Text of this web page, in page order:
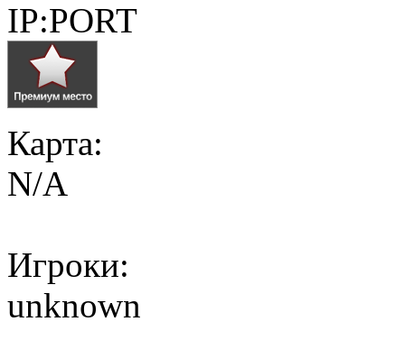
IP:PORT
Карта:
N/A
Игроки:
unknown